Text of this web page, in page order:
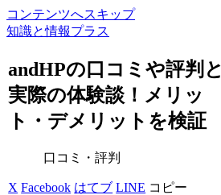
コンテンツへスキップ
知識と情報プラス
andHPの口コミや評判と
実際の体験談！メリッ
ト・デメリットを検証
口コミ・評判
X Facebook はてブ LINE コピー